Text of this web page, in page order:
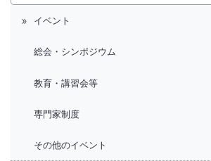
イベント
総会・シンポジウム
教育・講習会等
専門家制度
その他のイベント